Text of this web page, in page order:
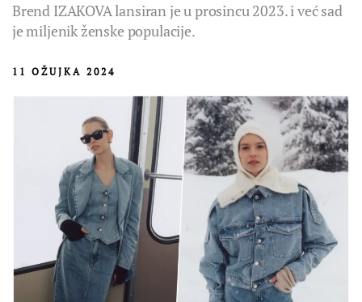
Brend IZAKOVA lansiran je u prosincu 2023. i već sad
je miljenik ženske populacije.
11 OŽUJKA 2024